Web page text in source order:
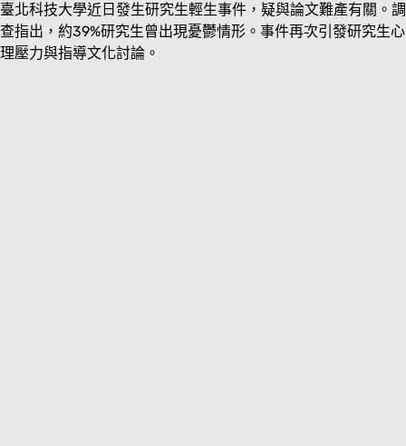
臺北科技大學近日發生研究生輕生事件，疑與論文難產有關。調
查指出，約39%研究生曾出現憂鬱情形。事件再次引發研究生心
理壓力與指導文化討論。